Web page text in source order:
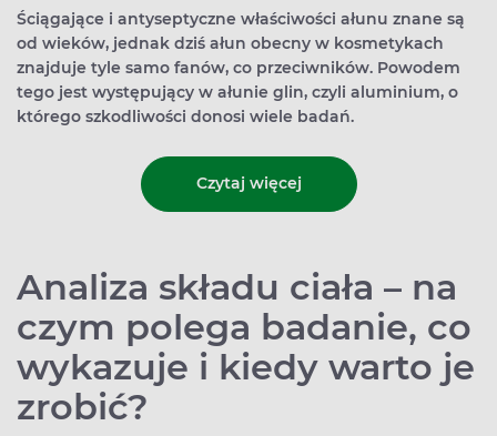
Ściągające i antyseptyczne właściwości ałunu znane są
od wieków, jednak dziś ałun obecny w kosmetykach
znajduje tyle samo fanów, co przeciwników. Powodem
tego jest występujący w ałunie glin, czyli aluminium, o
którego szkodliwości donosi wiele badań.
Czytaj więcej
Analiza składu ciała – na
czym polega badanie, co
wykazuje i kiedy warto je
zrobić?